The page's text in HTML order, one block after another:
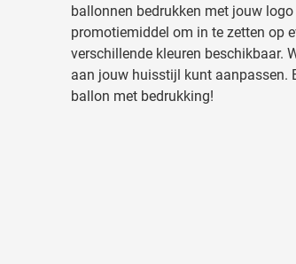
ballonnen bedrukken met jouw
promotiemiddel om in te zetten op
verschillende kleuren beschikbaar.
aan jouw huisstijl kunt aanpassen.
ballon met bedrukking!